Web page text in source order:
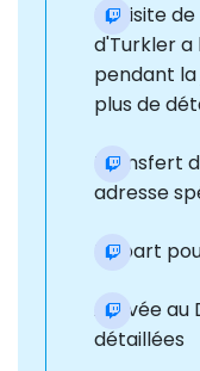
La visite
d'Turkler
pendant
plus de
Transfert
adresse
Départ
Arrivée au
détaillées